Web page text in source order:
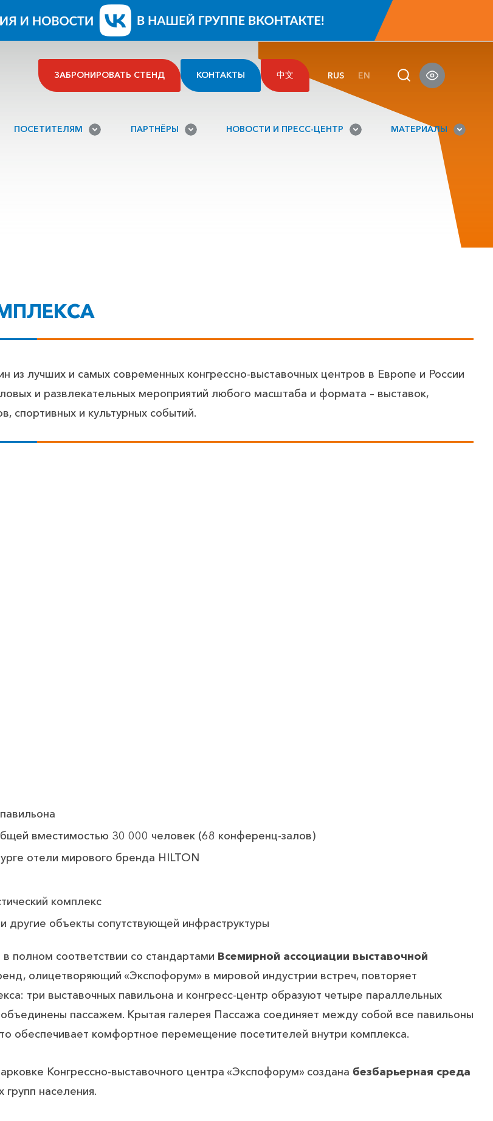
ЗАБРОНИРОВАТЬ СТЕНД КОНТАКТЫ 中文 RUS EN
ПОСЕТИТЕЛЯМ ПАРТНЁРЫ НОВОСТИ И ПРЕСС-ЦЕНТР МАТЕРИАЛЫ
из лучших и самых современных конгрессно-выставочных центров в Европе и России
и развлекательных мероприятий любого масштаба и формата – выставок,
спортивных и культурных событий.
вместимостью 30 000 человек (68 конференц-залов)
отели мирового бренда HILTON
комплекс
другие объекты сопутствующей инфраструктуры
полном соответствии со стандартами Всемирной ассоциации выставочной
олицетворяющий «Экспофорум» в мировой индустрии встреч, повторяет
три выставочных павильона и конгресс-центр образуют четыре параллельных
пассажем. Крытая галерея Пассажа соединяет между собой все павильоны
обеспечивает комфортное перемещение посетителей внутри комплекса.
Конгрессно-выставочного центра «Экспофорум» создана безбарьерная среда
населения.